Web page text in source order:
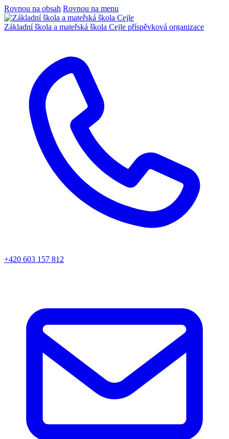
Rovnou na obsah Rovnou na menu
Základní škola a mateřská škola Cejle příspěvková organizace
+420 603 157 812